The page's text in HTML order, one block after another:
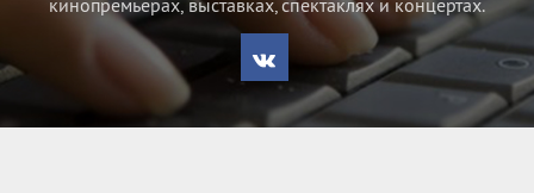
кинопремьерах, выставках, спектаклях и концертах.